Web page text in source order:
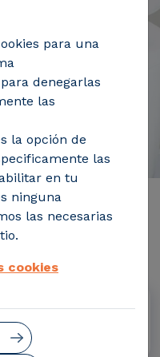
interés del
2022
para una
denegarlas
las
la opción de
las
en tu
ninguna
las necesarias
cookies